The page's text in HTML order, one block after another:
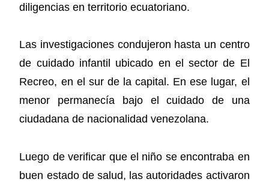
diligencias en territorio ecuatoriano.
Las investigaciones condujeron hasta un centro
de cuidado infantil ubicado en el sector de El
Recreo, en el sur de la capital. En ese lugar, el
menor permanecía bajo el cuidado de una
ciudadana de nacionalidad venezolana.
Luego de verificar que el niño se encontraba en
buen estado de salud, las autoridades activaron